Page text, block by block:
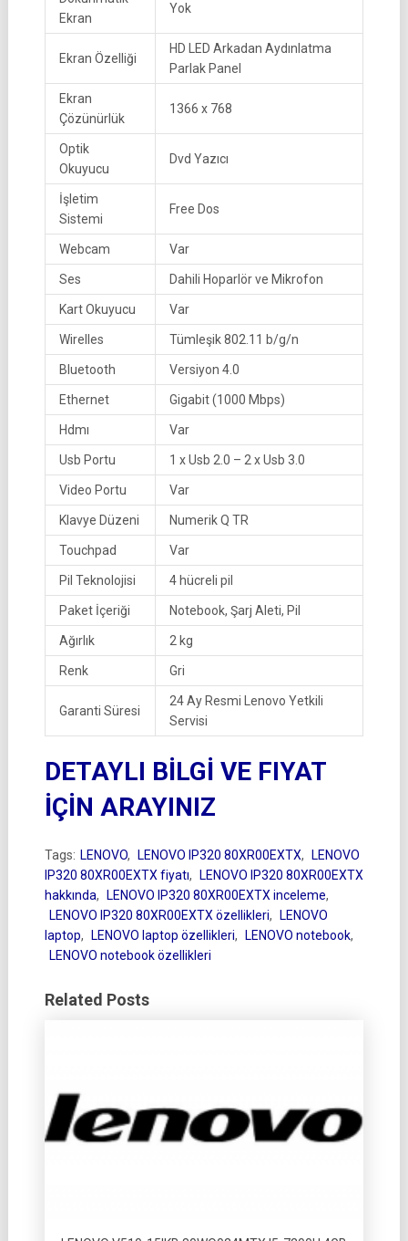
Ekran
Yok
Ekran Özelliği
HD LED Arkadan Aydınlatma
Parlak Panel
Ekran
Çözünürlük
1366 x 768
Optik
Okuyucu
Dvd Yazıcı
İşletim
Sistemi
Free Dos
Webcam Var
Ses Dahili Hoparlör ve Mikrofon
Kart Okuyucu Var
Wirelles Tümleşik 802.11 b/g/n
Bluetooth Versiyon 4.0
Ethernet Gigabit (1000 Mbps)
Hdmı Var
Usb Portu 1 x Usb 2.0 – 2 x Usb 3.0
Video Portu Var
Klavye Düzeni Numerik Q TR
Touchpad Var
Pil Teknolojisi 4 hücreli pil
Paket İçeriği Notebook, Şarj Aleti, Pil
Ağırlık 2 kg
Renk Gri
Garanti Süresi
24 Ay Resmi Lenovo Yetkili
Servisi
DETAYLI BİLGİ VE FIYAT
İÇİN ARAYINIZ
Tags: LENOVO, LENOVO IP320 80XR00EXTX,
LENOVO
IP320 80XR00EXTX fiyatı,
LENOVO IP320 80XR00EXTX
hakkında, LENOVO IP320 80XR00EXTX inceleme,
LENOVO IP320 80XR00EXTX özellikleri,
LENOVO
laptop, LENOVO laptop özellikleri, LENOVO notebook,
LENOVO notebook özellikleri
Related Posts